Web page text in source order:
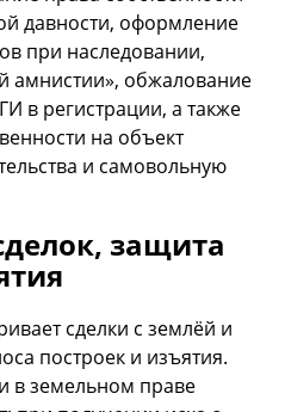
давности, оформление
при наследовании,
амнистии», обжалование
в регистрации, а также
на объект
и самовольную
защита
сделки с землёй и
построек и изъятия.
в земельном праве